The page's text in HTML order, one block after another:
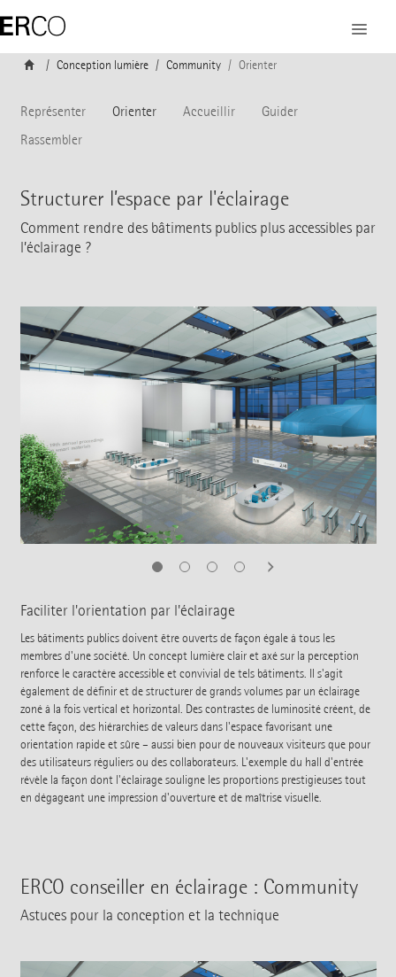
Conception lumière Community Orienter
Représenter Orienter Accueillir
Guider
Rassembler
Structurer l’espace par l'éclairage
Comment rendre des bâtiments publics plus accessibles par
l’éclairage ?
Faciliter l'orientation par l'éclairage
Les bâtiments publics doivent être ouverts de façon égale à tous les
membres d'une société. Un concept lumière clair et axé sur la perception
renforce le caractère accessible et convivial de tels bâtiments. Il s'agit
également de définir et de structurer de grands volumes par un éclairage
zoné à la fois vertical et horizontal. Des contrastes de luminosité créent, de
cette façon, des hiérarchies de valeurs dans l'espace favorisant une
orientation rapide et sûre – aussi bien pour de nouveaux visiteurs que pour
des utilisateurs réguliers ou des collaborateurs. L'exemple du hall d'entrée
révèle la façon dont l'éclairage souligne les proportions prestigieuses tout
en dégageant une impression d'ouverture et de maîtrise visuelle.
ERCO conseiller en éclairage : Community
Astuces pour la conception et la technique